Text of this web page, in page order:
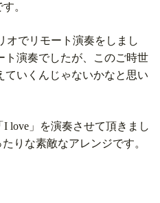
。
オでリモート演奏をしまし
ト演奏でしたが、このご時世
ていくんじゃないかなと思い
love」を演奏させて頂きまし
りな素敵なアレンジです。